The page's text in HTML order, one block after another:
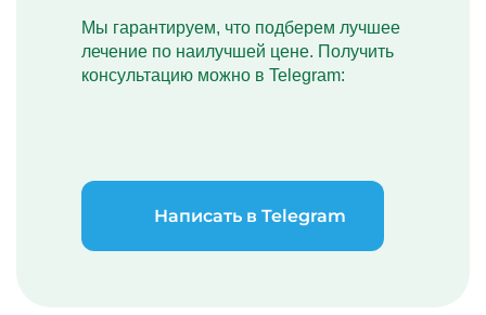
Мы гарантируем, что подберем лучшее
лечение по наилучшей цене. Получить
консультацию можно в Telegram:
Написать в Telegram